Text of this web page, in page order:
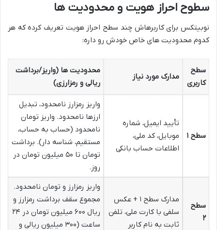
سطوح احراز هویت و محدودیت ها
نوبیتکس برای کاربرهاش چند سطح احراز هویت تعریف کرده که هر
کدوم محدودیت های خاص خودش رو داره:
سطح
کاربری
مدارک مورد نیاز
محدودیت ها (واریز/برداشت
ریالی و رمزارزی)
سطح ۱
تأیید ایمیل، شماره
موبایل، کد ملی،
اطلاعات حساب بانکی
واریز رمزارز نامحدود، تبدیل
ارزها نامحدود. واریز تومان
نامحدود (حساب به حساب،
مستقیم، شناسه دار). برداشت
تومان تا ۵۰ میلیون تومان در
روز.
سطح
۲
مدارک سطح ۱ + عکس
سلفی با کارت ملی، تلفن
ثابت به نام کاربر
واریز رمزارز و تومان نامحدود.
مجموع سقف برداشت رمزارز و
ریال ۶۰۰ میلیون تومان در ۲۴
ساعت (۳۰۰ میلیون ریالی و